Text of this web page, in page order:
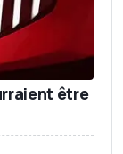
être